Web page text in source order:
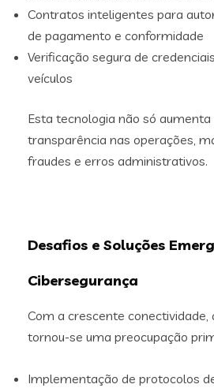
Contratos inteligentes para
de pagamento e conformidade
Verificação segura de
veículos
Esta tecnologia não só
transparência nas operações,
fraudes e erros administrativos.
Desafios e Soluções
Cibersegurança
Com a crescente conectividade,
tornou-se uma preocupação
Implementação de protocolos